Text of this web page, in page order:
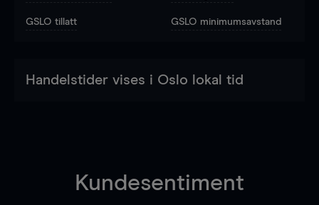
GSLO tillatt GSLO minimumsavstand
Handelstider vises i Oslo lokal tid
Kundesentiment